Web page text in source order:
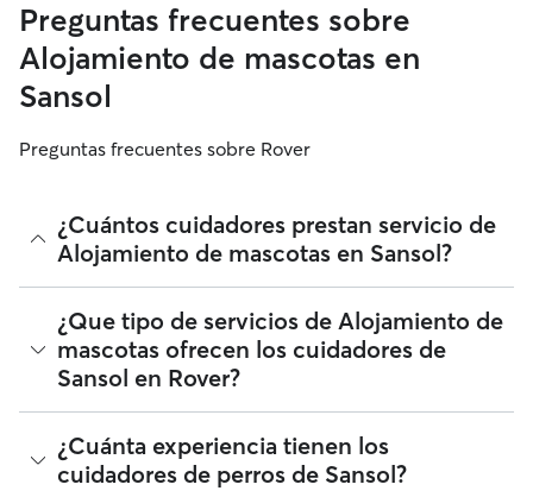
Preguntas frecuentes sobre
Alojamiento de mascotas en
Sansol
Preguntas frecuentes sobre Rover
¿Cuántos cuidadores prestan servicio de
Alojamiento de mascotas en Sansol?
A fecha de agosto 2026, 86 cuidadores ha prestado
servicios de Alojamiento de mascotas en Sansol. Puedes
filtrar, clasificar, ampliar el radio, leer reseñas y comparar
precios para encontrar al cuidador perfecto cerca de ti. Te
verificación de identidad tanto para tu seguridad como la de
tu perro.
¿Que tipo de servicios de Alojamiento de
mascotas ofrecen los cuidadores de
Sansol en Rover?
Rover facilita la localización de cuidadores con Alojamiento
de mascotas en Sansol que ofrecen una atención cariñosa y
de confianza desde su propio hogar. Los cuidadores 5
¿Cuánta experiencia tienen los
cuidadores de perros de Sansol?